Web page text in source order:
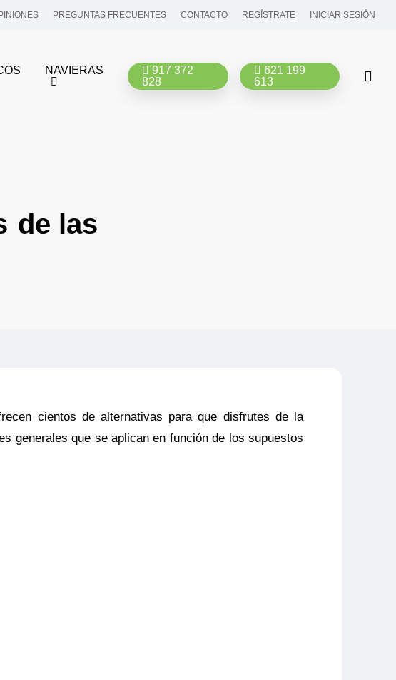
PREGUNTAS FRECUENTES CONTACTO REGÍSTRATE INICIAR SESIÓN
NAVIERAS
917 372
828
621 199
613
de las
cientos de alternativas para que disfrutes de la
generales que se aplican en función de los supuestos